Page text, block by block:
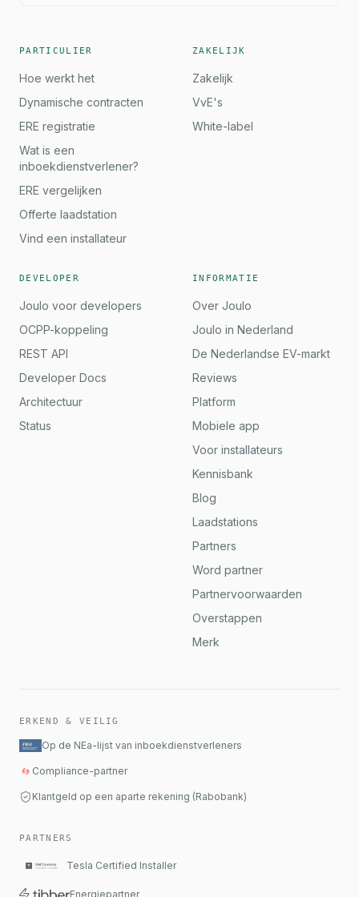
PARTICULIER
Hoe werkt het
Dynamische contracten
ERE registratie
Wat is een
inboekdienstverlener?
ERE vergelijken
Offerte laadstation
Vind een installateur
ZAKELIJK
Zakelijk
VvE's
White-label
DEVELOPER
Joulo voor developers
OCPP-koppeling
REST API
Developer Docs
Architectuur
Status
INFORMATIE
Over Joulo
Joulo in Nederland
De Nederlandse EV-markt
Reviews
Platform
Mobiele app
Voor installateurs
Kennisbank
Blog
Laadstations
Partners
Word partner
Partnervoorwaarden
Overstappen
Merk
ERKEND & VEILIG
Op de NEa-lijst van inboekdienstverleners
Compliance-partner
Klantgeld op een aparte rekening (Rabobank)
PARTNERS
Tesla Certified Installer
Energiepartner